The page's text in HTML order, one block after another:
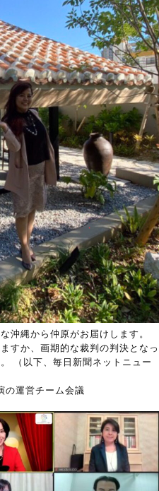
沖縄から仲原がお届けします。
すか、画期的な裁判の判決となっ
（以下、毎日新聞ネットニュー
の運営チーム会議